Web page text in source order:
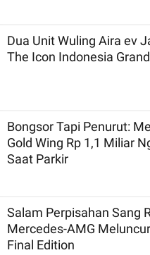
Dua Unit Wuling Aira ev
The Icon Indonesia
Bongsor Tapi Penurut:
Gold Wing Rp 1,1 Miliar
Saat Parkir
Salam Perpisahan Sang
Mercedes-AMG
Final Edition